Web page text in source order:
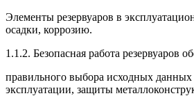
Элементы резервуаров в
осадки, коррозию.
1.1.2. Безопасная работа резервуаров
правильного выбора исходных данных
эксплуатации, защиты